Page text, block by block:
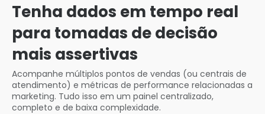
Tenha dados em tempo real
para tomadas de decisão
mais assertivas
Acompanhe múltiplos pontos de vendas (ou centrais de
atendimento) e métricas de performance relacionadas a
marketing. Tudo isso em um painel centralizado,
completo e de baixa complexidade.